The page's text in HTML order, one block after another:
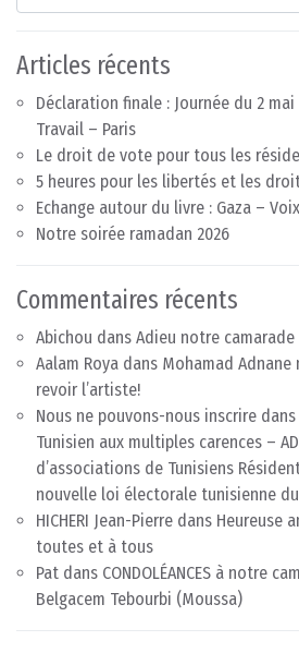
Articles récents
Déclaration finale : Journée du 2
Travail – Paris
Le droit de vote pour tous les
5 heures pour les libertés et les
Echange autour du livre : Gaza –
Notre soirée ramadan 2026
Commentaires récents
Abichou dans Adieu notre
Aalam Roya dans Mohamad
revoir l’artiste!
Nous ne pouvons-nous inscrire
Tunisien aux multiples carences –
d’associations de Tunisiens
nouvelle loi électorale tunisienne du
HICHERI Jean-Pierre dans Heureuse
toutes et à tous
Pat dans CONDOLÉANCES à notre
Belgacem Tebourbi (Moussa)